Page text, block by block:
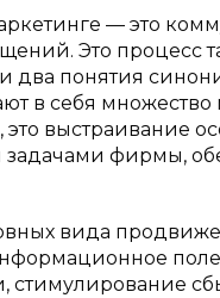
— это
Это процесс
два понятия
в себя
выстраивание
задачами фирмы,
вида